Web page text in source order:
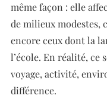
même façon : elle
de milieux modestes,
encore ceux dont la
l’école. En réalité, ce
voyage, activité,
différence.